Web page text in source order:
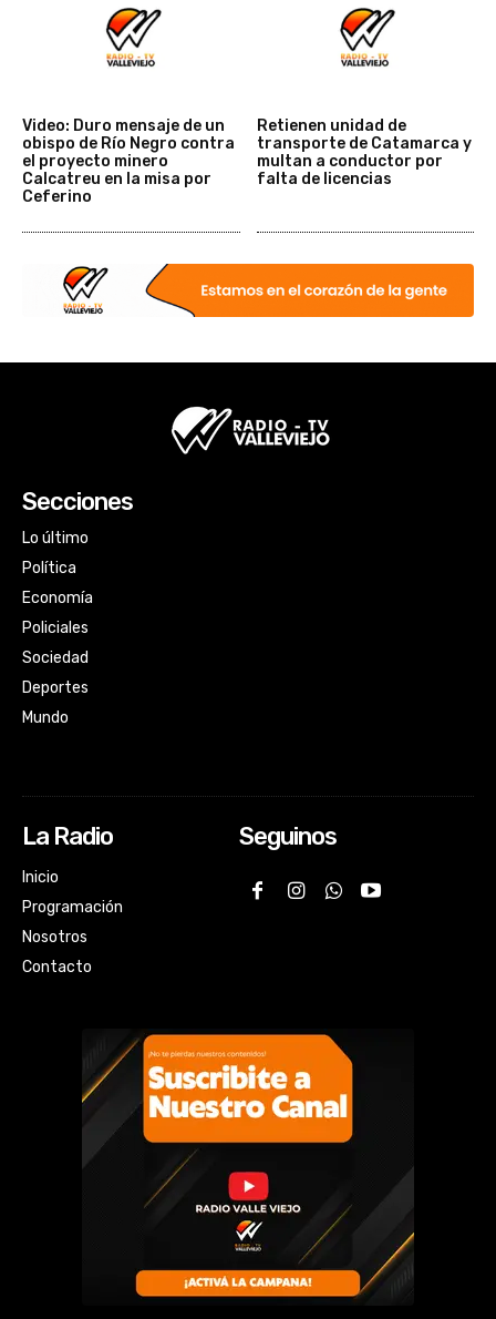
Video: Duro mensaje de un
obispo de Río Negro contra
el proyecto minero
Calcatreu en la misa por
Ceferino
Retienen unidad de
transporte de Catamarca y
multan a conductor por
falta de licencias
Secciones
Lo último
Política
Economía
Policiales
Sociedad
Deportes
Mundo
La Radio
Inicio
Programación
Nosotros
Contacto
Seguinos